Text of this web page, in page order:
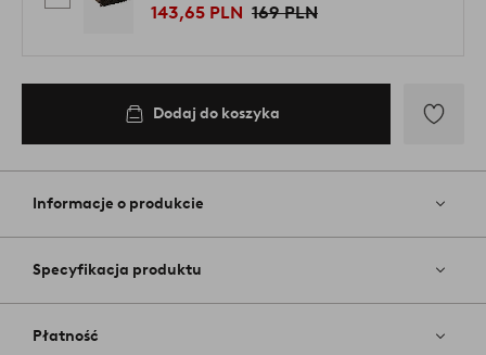
143,65 PLN 169 PLN
Dodaj do koszyka
do
Informacje o produkcie
Specyfikacja produktu
Płatność